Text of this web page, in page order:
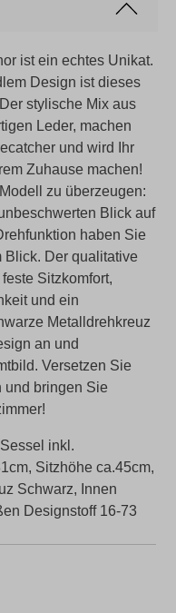
ist ein echtes Unikat.
Design ist dieses
stylische Mix aus
Leder, machen
und wird Ihr
Zuhause machen!
zu überzeugen:
Blick auf
haben Sie
Blick. Der qualitative
Sitzkomfort,
und ein
Metalldrehkreuz
an und
Versetzen Sie
und bringen Sie
inkl.
Sitzhöhe ca.45cm,
Schwarz, Innen
Designstoff 16-73